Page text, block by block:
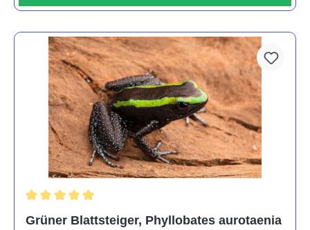
Grüner Blattsteiger, Phyllobates aurotaenia